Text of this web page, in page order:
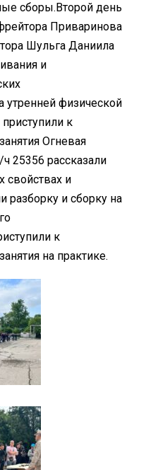
сборы.Второй день
Приваринова
Шульга Даниила
и
физической
к
Огневая
25356 рассказали
свойствах и
разборку и сборку на
к
на практике.